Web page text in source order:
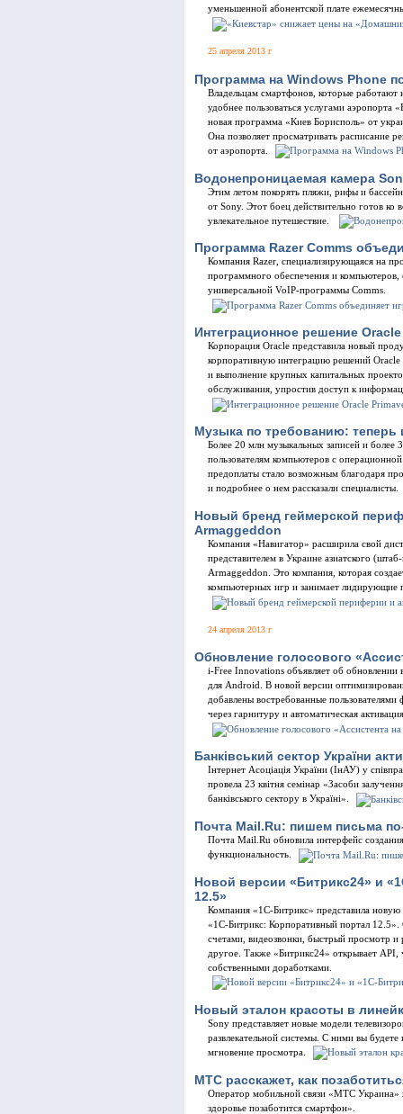
уменьшенной абонентской плате
25 апреля 2013 г
Программа на Windows Phone
Владельцам смартфонов, которые работают
удобнее пользоваться услугами аэропорта
новая программа «Киев Борисполь» от
Она позволяет просматривать расписание
от аэропорта.
Водонепроницаемая камера
Этим летом покорять пляжи, рифы и
от Sony. Этот боец действительно готов
увлекательное путешествие.
Программа Razer Comms
Компания Razer, специализирующаяся на
программного обеспечения и компьютеров,
универсальной VoIP-программы Comms.
Интеграционное решение
Корпорация Oracle представила новый
корпоративную интеграцию решений
и выполнение крупных капитальных
обслуживания, упростив доступ к
Музыка по требованию: теперь
Более 20 млн музыкальных записей и более
пользователям компьютеров с
предоплаты стало возможным благодаря
и подробнее о нем рассказали специалисты.
Новый бренд геймерской
Armaggeddon
Компания «Навигатор» расширила свой
представителем в Украине азиатского
Armaggeddon. Это компания, которая
компьютерных игр и занимает лидирующие
24 апреля 2013 г
Обновление голосового
i-Free Innovations объявляет об
для Android. В новой версии
добавлены востребованные
через гарнитуру и автоматическая
Банківський сектор України
Інтернет Асоціація України (ІнАУ) у
провела 23 квітня семінар «Засоби
банківського сектору в Україні».
Почта Mail.Ru: пишем письма
Почта Mail.Ru обновила интерфейс
функциональность.
Новой версии «Битрикс24» и
12.5»
Компания «1С-Битрикс» представила
«1С-Битрикс: Корпоративный портал
счетами, видеозвонки, быстрый просмотр
другое. Также «Битрикс24» открывает API,
собственными доработками.
Новый эталон красоты в
Sony представляет новые модели
развлекательной системы. С ними вы
мгновение просмотра.
МТС расскажет, как
Оператор мобильной связи «МТС Украина»
здоровье позаботится смартфон».